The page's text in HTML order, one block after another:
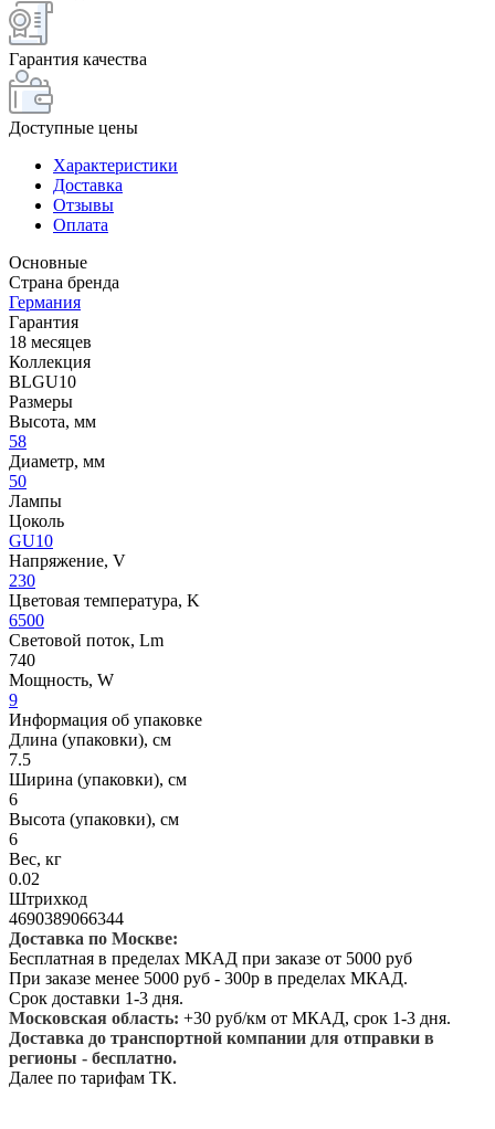
Гарантия качества
Доступные цены
Характеристики
Доставка
Отзывы
Оплата
Основные
Страна бренда
Германия
Гарантия
18 месяцев
Коллекция
BLGU10
Размеры
Высота, мм
58
Диаметр, мм
50
Лампы
Цоколь
GU10
Напряжение, V
230
Цветовая температура, K
6500
Световой поток, Lm
740
Мощность, W
9
Информация об упаковке
Длина (упаковки), см
7.5
Ширина (упаковки), см
6
Высота (упаковки), см
6
Вес, кг
0.02
Штрихкод
4690389066344
Доставка по Москве:
Бесплатная в пределах МКАД при заказе от 5000 руб
При заказе менее 5000 руб - 300р в пределах МКАД.
Срок доставки 1-3 дня.
Московская область: +30 руб/км от МКАД, срок 1-3 дня.
Доставка до транспортной компании для отправки в
регионы - бесплатно.
Далее по тарифам ТК.